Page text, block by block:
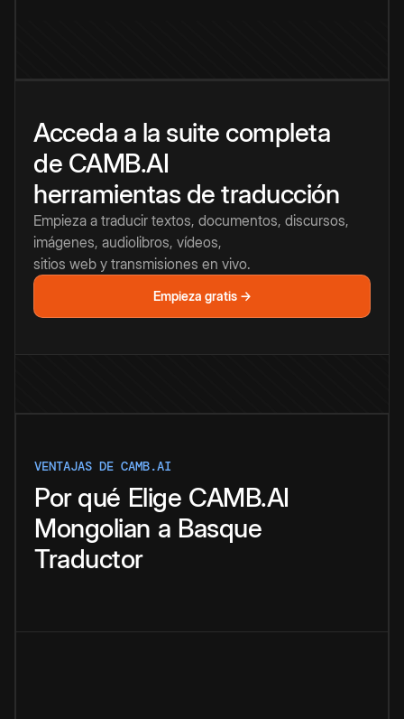
Acceda a la suite completa
de CAMB.AI
herramientas de traducción
Empieza a traducir textos, documentos, discursos,
imágenes, audiolibros, vídeos,
sitios web y transmisiones en vivo.
Empieza gratis →
VENTAJAS DE CAMB.AI
Por qué Elige CAMB.AI
Mongolian a Basque
Traductor